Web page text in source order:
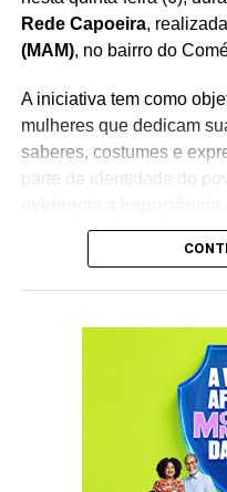
Rede Capoeira,
(MAM), no bairro do
A iniciativa tem como
mulheres que dedicam
saberes, costumes e
parte da identidade do
preservação do
papel da cultura popular
O lançamento integra a
evento que reúne
de movimentos culturais
A cerimônia
ministra da Cultura,
debate sobre políticas